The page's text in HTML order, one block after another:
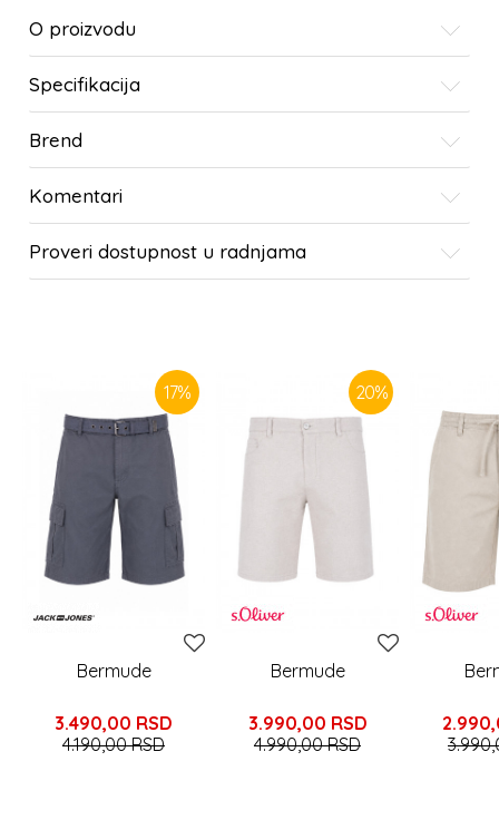
O proizvodu
Specifikacija
Brend
Komentari
Proveri dostupnost u radnjama
17%
Bermude
3.490,00 RSD
4.190,00RSD
20%
Bermude
3.990,00 RSD
4.990,00RSD